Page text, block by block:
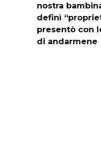
nostra
definì
presentò con
di andarmene